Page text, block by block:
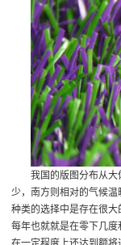
我国的版图分布从
少，南方则相对的气候
种类的选择中是存在很
每年也就就是在零下几